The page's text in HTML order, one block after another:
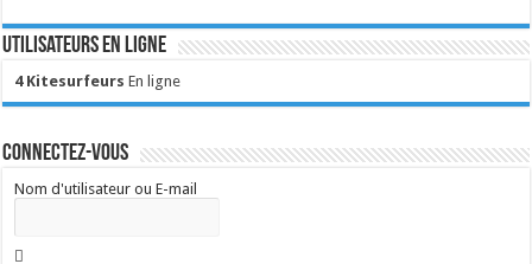
Utilisateurs en ligne
4 Kitesurfeurs En ligne
Connectez-vous
Nom d'utilisateur ou E-mail